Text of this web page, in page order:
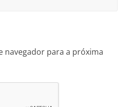
navegador para a próxima